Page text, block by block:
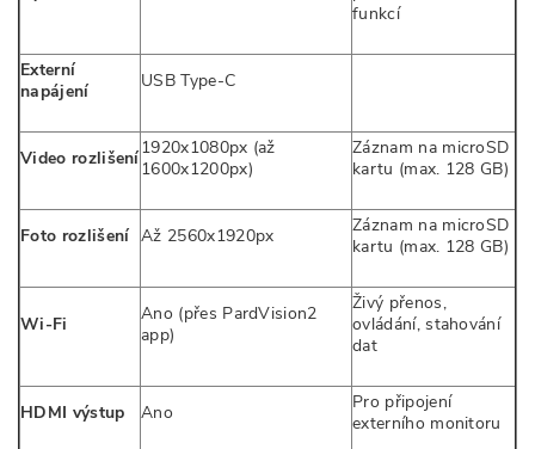
funkcí
Externí
napájení
USB Type-C
Video rozlišení1920x1080px (až
1600x1200px)
Záznam na microSD
kartu (max. 128 GB)
Foto rozlišení Až 2560x1920px
Záznam na microSD
kartu (max. 128 GB)
Wi-Fi
Ano (přes PardVision2
app)
Živý přenos,
ovládání, stahování
dat
HDMI výstup Ano
Pro připojení
externího monitoru